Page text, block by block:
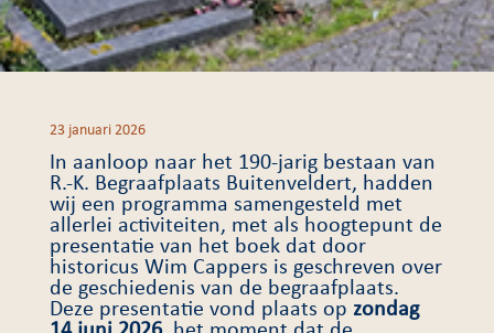
23 januari 2026
In aanloop naar het 190-jarig bestaan van
R.-K. Begraafplaats Buitenveldert, hadden
wij een programma samengesteld met
allerlei activiteiten, met als hoogtepunt de
presentatie van het boek dat door
historicus Wim Cappers is geschreven over
de geschiedenis van de begraafplaats.
Deze presentatie vond plaats op zondag